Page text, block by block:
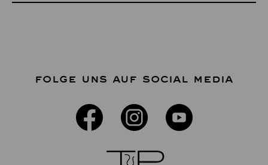
FOLGE UNS AUF SOCIAL MEDIA